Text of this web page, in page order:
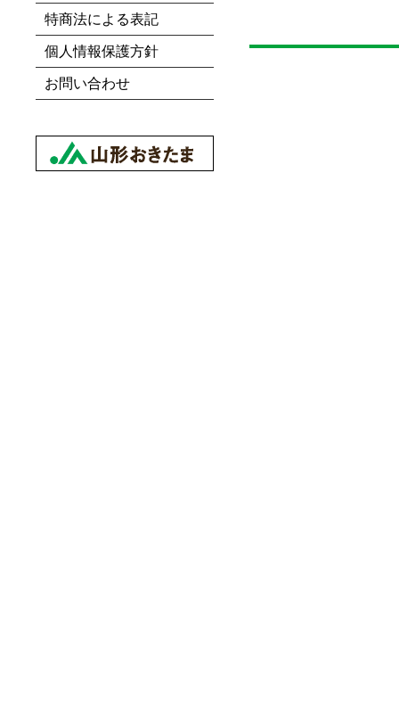
特商法による表記
個人情報保護方針
お問い合わせ